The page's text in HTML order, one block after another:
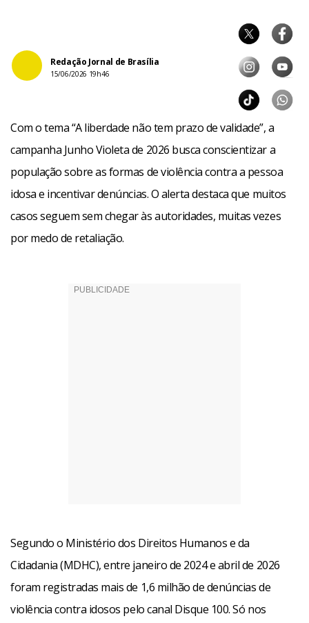
Redação Jornal de Brasília
15/06/2026 19h46
Com o tema “A liberdade não tem prazo de validade”, a
campanha Junho Violeta de 2026 busca conscientizar a
população sobre as formas de violência contra a pessoa
idosa e incentivar denúncias. O alerta destaca que muitos
casos seguem sem chegar às autoridades, muitas vezes
por medo de retaliação.
Segundo o Ministério dos Direitos Humanos e da
Cidadania (MDHC), entre janeiro de 2024 e abril de 2026
foram registradas mais de 1,6 milhão de denúncias de
violência contra idosos pelo canal Disque 100. Só nos